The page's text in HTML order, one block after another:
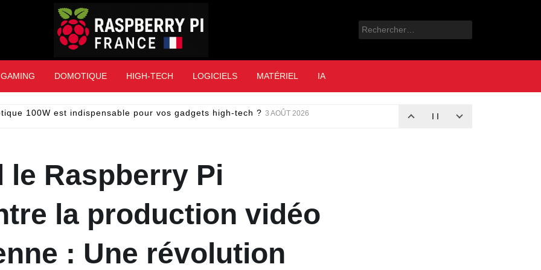
Raspberry Pi France
Rechercher :
GAMING DOMOTIQUE HIGH-TECH LOGICIELS MATÉRIEL IA
100W est indispensable pour vos gadgets high-tech ? 3 AOÛT 2026
le Raspberry Pi
la production vidéo
: Une révolution